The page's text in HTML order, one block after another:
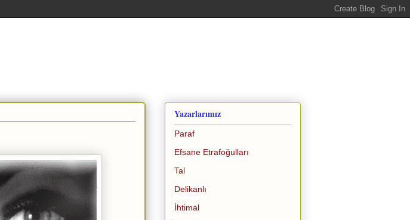
Yazarlarımız
Paraf
Efsane Etrafoğulları
Tal
Delikanlı
İhtimal